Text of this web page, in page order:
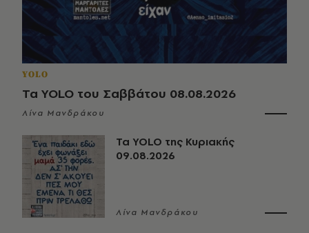
YOLO
Τα YOLO του Σαββάτου 08.08.2026
Λίνα Μανδράκου
Τα YOLO της Κυριακής
09.08.2026
Λίνα Μανδράκου